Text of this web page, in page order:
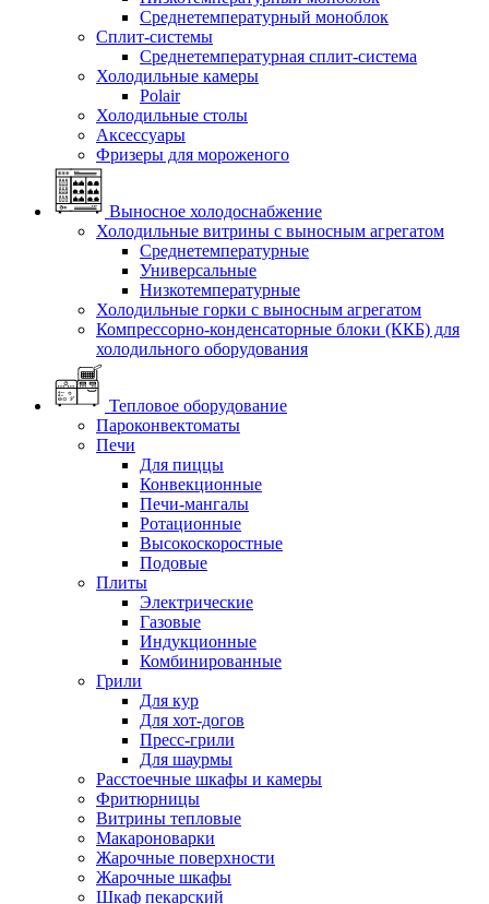
Среднетемпературный моноблок
Сплит-системы
Среднетемпературная сплит-система
Холодильные камеры
Polair
Холодильные столы
Аксессуары
Фризеры для мороженого
Выносное холодоснабжение
Холодильные витрины с выносным агрегатом
Среднетемпературные
Универсальные
Низкотемпературные
Холодильные горки с выносным агрегатом
Компрессорно-конденсаторные блоки (ККБ) для
холодильного оборудования
Тепловое оборудование
Пароконвектоматы
Печи
Для пиццы
Конвекционные
Печи-мангалы
Ротационные
Высокоскоростные
Подовые
Плиты
Электрические
Газовые
Индукционные
Комбинированные
Грили
Для кур
Для хот-догов
Пресс-грили
Для шаурмы
Расстоечные шкафы и камеры
Фритюрницы
Витрины тепловые
Макароноварки
Жарочные поверхности
Жарочные шкафы
Шкаф пекарский